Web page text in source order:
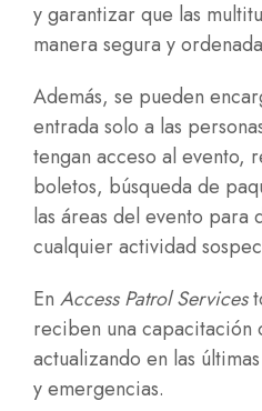
y garantizar que las
manera segura y
Además, se pueden
entrada solo a las
tengan acceso al evento,
boletos, búsqueda de
las áreas del evento
cualquier actividad
En Access Patrol Services
reciben una capacitación
actualizando en las
y emergencias.